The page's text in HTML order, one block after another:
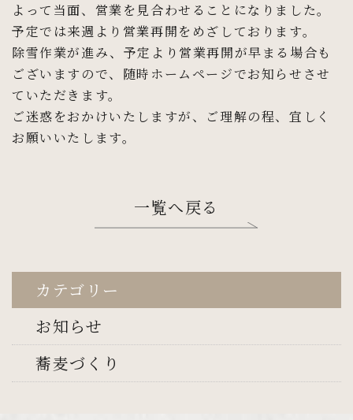
よって当面、営業を見合わせることになりました。
予定では来週より営業再開をめざしております。
除雪作業が進み、予定より営業再開が早まる場合も
ございますので、随時ホームページでお知らせさせ
ていただきます。
ご迷惑をおかけいたしますが、ご理解の程、宜しく
お願いいたします。
一覧へ戻る
カテゴリー
お知らせ
蕎麦づくり